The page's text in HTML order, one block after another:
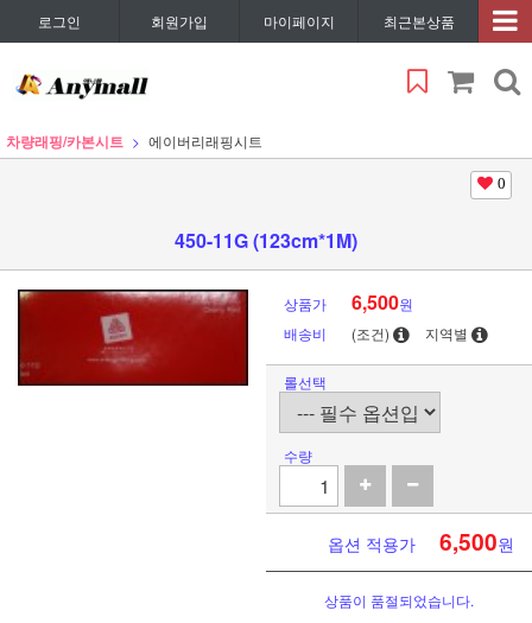
로그인 회원가입 마이페이지 최근본상품
차량래핑/카본시트 에이버리래핑시트
0
450-11G (123cm*1M)
상품가 6,500원
배송비
(조건) 지역별
롤선택
수량
옵션 적용가 6,500원
상품이 품절되었습니다.